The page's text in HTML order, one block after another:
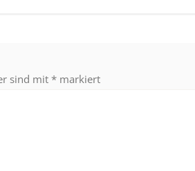
sind mit * markiert